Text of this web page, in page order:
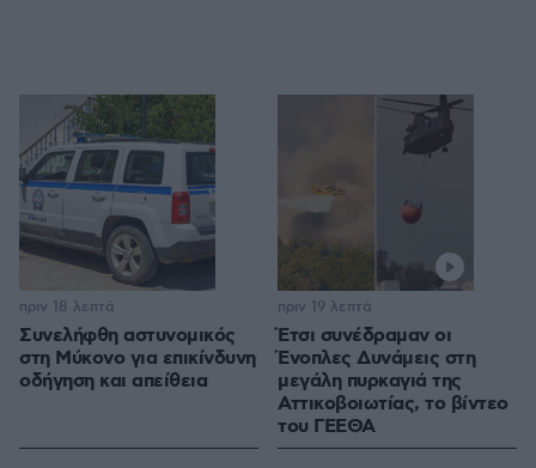
Συνελήφθη αστυνομικός
στη Μύκονο για επικίνδυνη
οδήγηση και απείθεια
πριν 18 λεπτά
Έτσι συνέδραμαν οι
Ένοπλες Δυνάμεις στη
μεγάλη πυρκαγιά της
Αττικοβοιωτίας, το βίντεο
του ΓΕΕΘΑ
πριν 19 λεπτά